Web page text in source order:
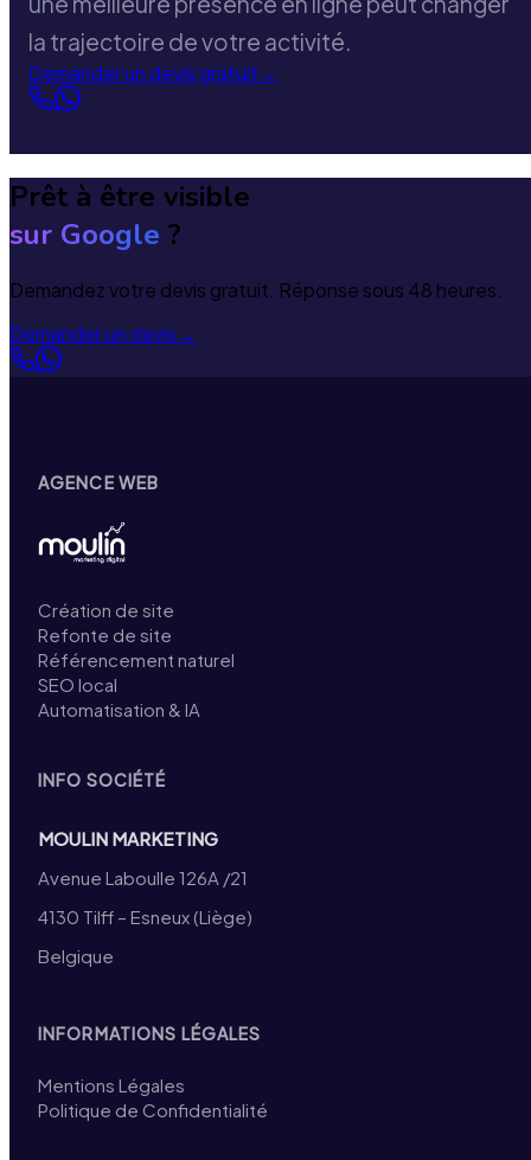
la trajectoire de votre activité.
Demander un devis gratuit→
Prêt à être visible
sur Google ?
Demandez votre devis gratuit. Réponse sous 48 heures.
Demander un devis→
AGENCE WEB
Création de site
Refonte de site
Référencement naturel
SEO local
Automatisation & IA
INFO SOCIÉTÉ
MOULIN MARKETING
Avenue Laboulle 126A /21
4130 Tilff – Esneux (Liège)
Belgique
INFORMATIONS LÉGALES
Mentions Légales
Politique de Confidentialité